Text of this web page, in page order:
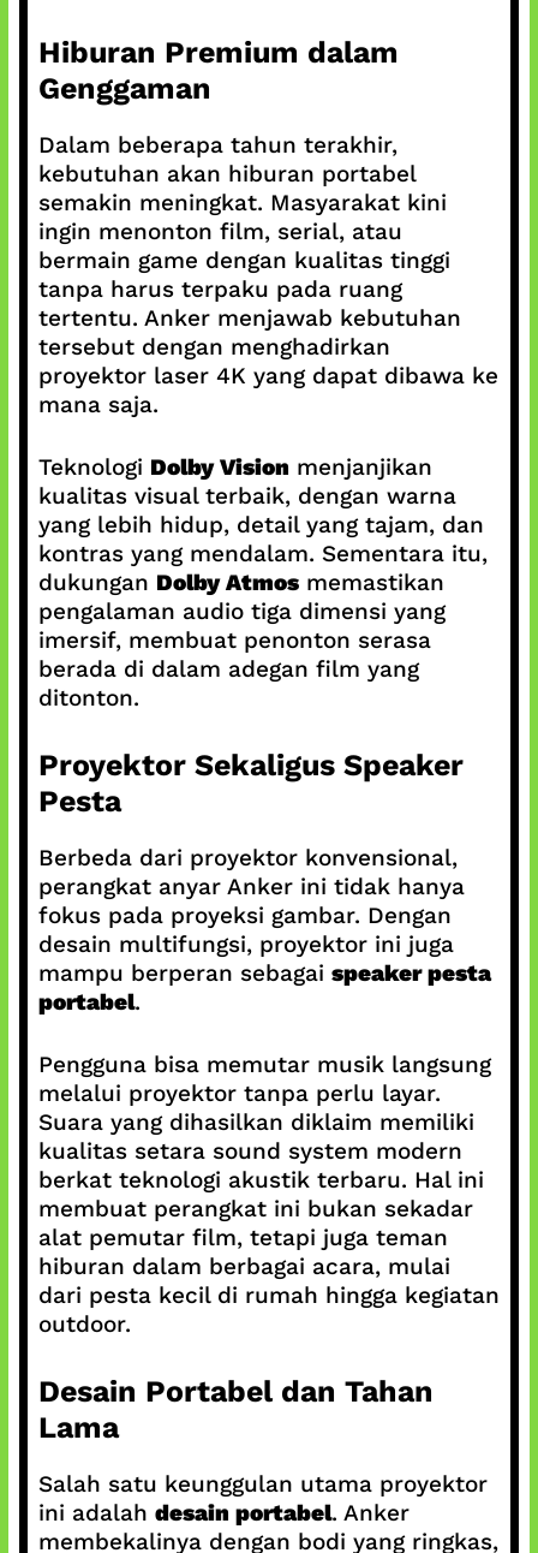
Hiburan Premium dalam
Genggaman
Dalam beberapa tahun terakhir,
kebutuhan akan hiburan portabel
semakin meningkat. Masyarakat kini
ingin menonton film, serial, atau
bermain game dengan kualitas tinggi
tanpa harus terpaku pada ruang
tertentu. Anker menjawab kebutuhan
tersebut dengan menghadirkan
proyektor laser 4K yang dapat dibawa ke
mana saja.
Teknologi Dolby Vision menjanjikan
kualitas visual terbaik, dengan warna
yang lebih hidup, detail yang tajam, dan
kontras yang mendalam. Sementara itu,
dukungan Dolby Atmosmemastikan
pengalaman audio tiga dimensi yang
imersif, membuat penonton serasa
berada di dalam adegan film yang
ditonton.
Proyektor Sekaligus Speaker
Pesta
Berbeda dari proyektor konvensional,
perangkat anyar Anker ini tidak hanya
fokus pada proyeksi gambar. Dengan
desain multifungsi, proyektor ini juga
mampu berperan sebagai speaker pesta
portabel.
Pengguna bisa memutar musik langsung
melalui proyektor tanpa perlu layar.
Suara yang dihasilkan diklaim memiliki
kualitas setara sound system modern
berkat teknologi akustik terbaru. Hal ini
membuat perangkat ini bukan sekadar
alat pemutar film, tetapi juga teman
hiburan dalam berbagai acara, mulai
dari pesta kecil di rumah hingga kegiatan
outdoor.
Desain Portabel dan Tahan
Lama
Salah satu keunggulan utama proyektor
ini adalah desain portabel. Anker
membekalinya dengan bodi yang ringkas,